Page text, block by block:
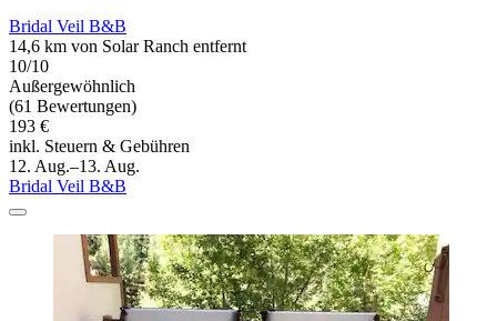
Bridal Veil B&B
14,6 km von Solar Ranch entfernt
10/10
Außergewöhnlich
(61 Bewertungen)
193 €
inkl. Steuern & Gebühren
12. Aug.–13. Aug.
Bridal Veil B&B